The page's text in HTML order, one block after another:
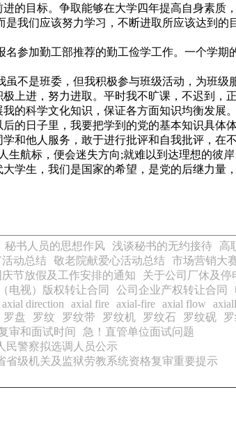
的目标。争取能够在大学四年提高自身素质
们应该努力学习，不断进取所应该达到的
加勤工部推荐的勤工俭学工作。一个学期
是班委，但我积极参与班级活动，为班级
上进，努力进取。平时我不旷课，不迟到，
的科学文化知识，保证各方面知识均衡发展
的日子里，我要把学到的党的基本知识具体
和他人服务，敢于进行批评和自我批评，在
生航标，便会迷失方向;就难以到达理想的彼
学生，我们是国家的希望，是党的后继力量
秘书人员的思想作风 浅谈秘书的无约接待
高
活动总结 敬老院献爱心活动总结 市场营销大
庆节放假及工作安排的通知
关于公司厂休及停
电视）版权转让合同 公司企业产权转让合同
axial direction axial fire axial-fire axial flow
罗盘 罗纹 罗纹带 罗纹机 罗纹石 罗纹砚
审和面试时间
急！直管单位面试问题
民警察拟选调人员公示
省级机关及监狱劳教系统资格复审重要提示